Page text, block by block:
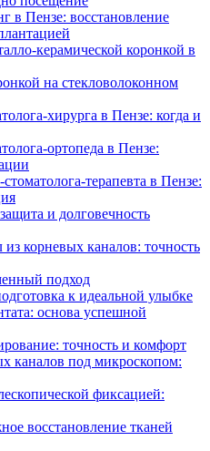
в Пензе: восстановление
керамической коронкой в
на стекловолоконном
хирурга в Пензе: когда и
ортопеда в Пензе:
терапевта в Пензе:
и долговечность
корневых каналов: точность
подход
к идеальной улыбке
основа успешной
точность и комфорт
каналов под микроскопом:
фиксацией:
восстановление тканей